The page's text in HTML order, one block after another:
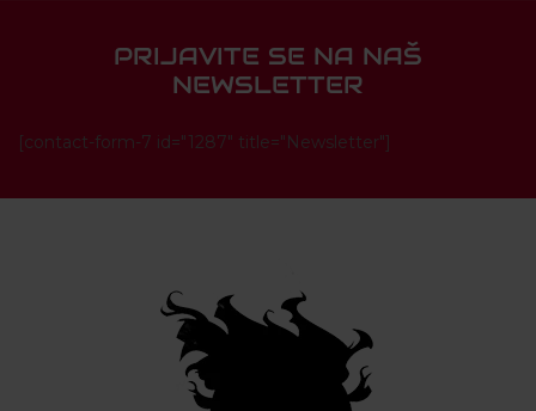
PRIJAVITE SE NA NAŠ
NEWSLETTER
[contact-form-7 id="1287" title="Newsletter"]